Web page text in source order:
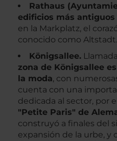
Rathaus
edificios más
en la Markplatz, el
conocido como Altstadt.
Königsallee. Llamada
zona de Königsallee
la moda, con
cuenta con una
dedicada al sector, por
"Petite Paris" de
construyó a finales del
expansión de la urbe, y